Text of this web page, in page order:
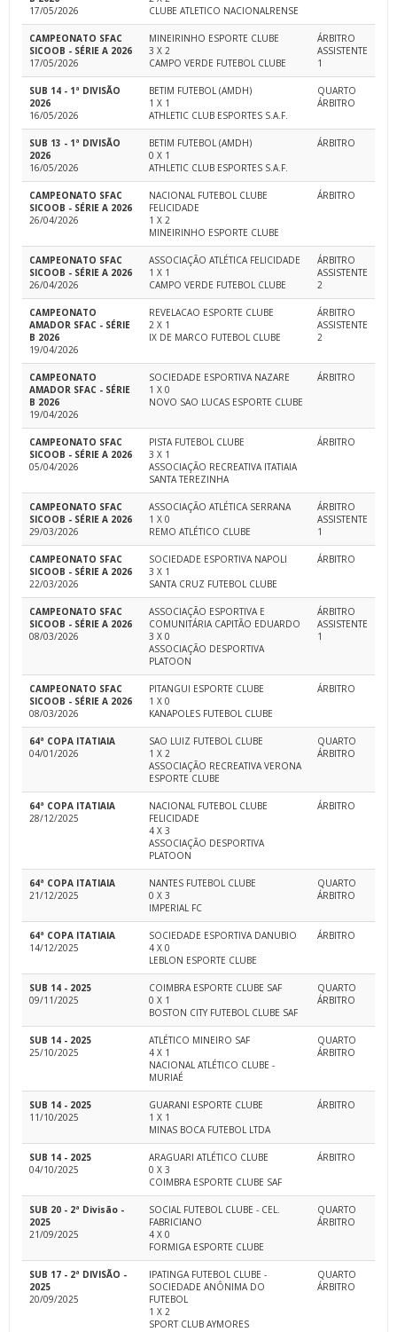
17/05/2026
CLUBE ATLETICO NACIONALRENSE
CAMPEONATO SFAC
SICOOB - SÉRIE A 2026
17/05/2026
MINEIRINHO ESPORTE CLUBE
3 X 2
CAMPO VERDE FUTEBOL CLUBE
ÁRBITRO
ASSISTENTE
1
SUB 14 - 1ª DIVISÃO
2026
16/05/2026
BETIM FUTEBOL (AMDH)
1 X 1
ATHLETIC CLUB ESPORTES S.A.F.
QUARTO
ÁRBITRO
SUB 13 - 1ª DIVISÃO
2026
16/05/2026
BETIM FUTEBOL (AMDH)
0 X 1
ATHLETIC CLUB ESPORTES S.A.F.
ÁRBITRO
CAMPEONATO SFAC
SICOOB - SÉRIE A 2026
26/04/2026
NACIONAL FUTEBOL CLUBE
FELICIDADE
1 X 2
MINEIRINHO ESPORTE CLUBE
ÁRBITRO
CAMPEONATO SFAC
SICOOB - SÉRIE A 2026
26/04/2026
ASSOCIAÇÃO ATLÉTICA FELICIDADE
1 X 1
CAMPO VERDE FUTEBOL CLUBE
ÁRBITRO
ASSISTENTE
2
CAMPEONATO
AMADOR SFAC - SÉRIE
B 2026
19/04/2026
REVELACAO ESPORTE CLUBE
2 X 1
IX DE MARCO FUTEBOL CLUBE
ÁRBITRO
ASSISTENTE
2
CAMPEONATO
AMADOR SFAC - SÉRIE
B 2026
19/04/2026
SOCIEDADE ESPORTIVA NAZARE
1 X 0
NOVO SAO LUCAS ESPORTE CLUBE
ÁRBITRO
CAMPEONATO SFAC
SICOOB - SÉRIE A 2026
05/04/2026
PISTA FUTEBOL CLUBE
3 X 1
ASSOCIAÇÃO RECREATIVA ITATIAIA
SANTA TEREZINHA
ÁRBITRO
CAMPEONATO SFAC
SICOOB - SÉRIE A 2026
29/03/2026
ASSOCIAÇÃO ATLÉTICA SERRANA
1 X 0
REMO ATLÉTICO CLUBE
ÁRBITRO
ASSISTENTE
1
CAMPEONATO SFAC
SICOOB - SÉRIE A 2026
22/03/2026
SOCIEDADE ESPORTIVA NAPOLI
3 X 1
SANTA CRUZ FUTEBOL CLUBE
ÁRBITRO
CAMPEONATO SFAC
SICOOB - SÉRIE A 2026
08/03/2026
ASSOCIAÇÃO ESPORTIVA E
COMUNITÁRIA CAPITÃO EDUARDO
3 X 0
ASSOCIAÇÃO DESPORTIVA
PLATOON
ÁRBITRO
ASSISTENTE
1
CAMPEONATO SFAC
SICOOB - SÉRIE A 2026
08/03/2026
PITANGUI ESPORTE CLUBE
1 X 0
KANAPOLES FUTEBOL CLUBE
ÁRBITRO
64ª COPA ITATIAIA
04/01/2026
SAO LUIZ FUTEBOL CLUBE
1 X 2
ASSOCIAÇÃO RECREATIVA VERONA
ESPORTE CLUBE
QUARTO
ÁRBITRO
64ª COPA ITATIAIA
28/12/2025
NACIONAL FUTEBOL CLUBE
FELICIDADE
4 X 3
ASSOCIAÇÃO DESPORTIVA
PLATOON
ÁRBITRO
64ª COPA ITATIAIA
21/12/2025
NANTES FUTEBOL CLUBE
0 X 3
IMPERIAL FC
QUARTO
ÁRBITRO
64ª COPA ITATIAIA
14/12/2025
SOCIEDADE ESPORTIVA DANUBIO
4 X 0
LEBLON ESPORTE CLUBE
ÁRBITRO
SUB 14 - 2025
09/11/2025
COIMBRA ESPORTE CLUBE SAF
0 X 1
BOSTON CITY FUTEBOL CLUBE SAF
QUARTO
ÁRBITRO
SUB 14 - 2025
25/10/2025
ATLÉTICO MINEIRO SAF
4 X 1
NACIONAL ATLÉTICO CLUBE -
MURIAÉ
QUARTO
ÁRBITRO
SUB 14 - 2025
11/10/2025
GUARANI ESPORTE CLUBE
1 X 1
MINAS BOCA FUTEBOL LTDA
ÁRBITRO
SUB 14 - 2025
04/10/2025
ARAGUARI ATLÉTICO CLUBE
0 X 3
COIMBRA ESPORTE CLUBE SAF
ÁRBITRO
SUB 20 - 2ª Divisão -
2025
21/09/2025
SOCIAL FUTEBOL CLUBE - CEL.
FABRICIANO
4 X 0
FORMIGA ESPORTE CLUBE
QUARTO
ÁRBITRO
SUB 17 - 2ª DIVISÃO -
2025
20/09/2025
IPATINGA FUTEBOL CLUBE -
SOCIEDADE ANÔNIMA DO
FUTEBOL
1 X 2
SPORT CLUB AYMORES
QUARTO
ÁRBITRO